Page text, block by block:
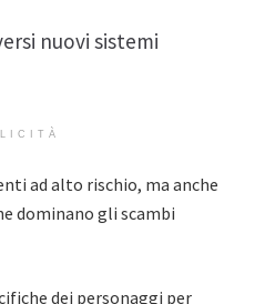
nuovi sistemi
ad alto rischio, ma anche
dominano gli scambi
dei personaggi per